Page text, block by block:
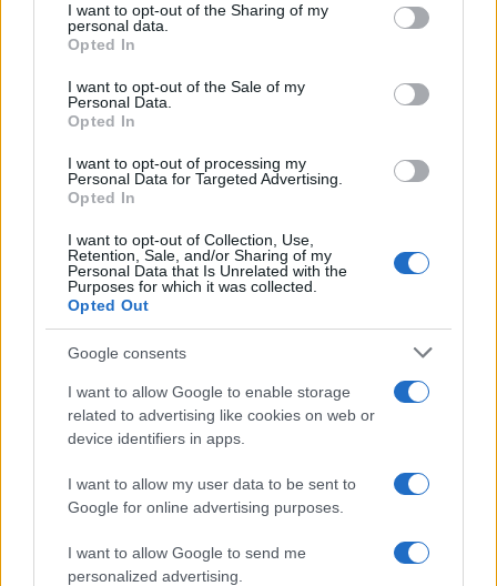
not limited to your visit or usage behaviour. You may click to
grant or deny consent to Google and its third-party tags to
use your data for below specified purposes in below Google
consent section.
I want to opt-out of the Sharing of my
personal data.
Opted In
I want to opt-out of the Sale of my
Personal Data.
Opted In
I want to opt-out of processing my
Personal Data for Targeted Advertising.
Opted In
I want to opt-out of Collection, Use,
Retention, Sale, and/or Sharing of my
Personal Data that Is Unrelated with the
Purposes for which it was collected.
Opted Out
Google consents
I want to allow Google to enable storage
related to advertising like cookies on web or
device identifiers in apps.
I want to allow my user data to be sent to
Google for online advertising purposes.
I want to allow Google to send me
personalized advertising.
Strategia power unit F1: gestione ICE, turbo e
Andrea Conforti · 7 Ago 2026
PIÙ LETTI
Chi si muove spesso cerca soluzioni semplici: cresce
l’attenzione verso il noleggio auto
Fondi garantiti per i Gran Premi di Formula 1: 5,25
milioni per il 2026
F1 2026: Sainz valuta il futuro con Williams dopo una
Formula 1 Circuito: Comparato punta al podio nel Gran
Premio di Issyk-Kul
Formula 1: quando l’amore incontra i motori nei box
delle scuderie